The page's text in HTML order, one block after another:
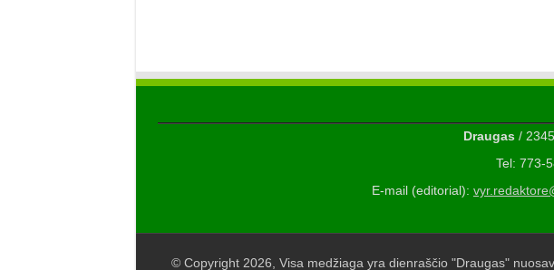
Draugas/ 2345
Tel: 773-
E-mail (editorial):
© Copyright 2026, Visa medžiaga yra dienraščio "Draugas"